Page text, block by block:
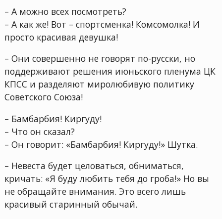
– А можно всех посмотреть?
– А как же! Вот – спортсменка! Комсомолка! И
просто красивая девушка!
– Они совершенно не говорят по-русски, но
поддерживают решения июньского пленума ЦК
КПСС и разделяют миролюбивую политику
Советского Союза!
– Бамбарбия! Киргуду!
– Что он сказал?
– Он говорит: «Бамбарбия! Киргуду!» Шутка.
– Невеста будет целоваться, обниматься,
кричать: «Я буду любить тебя до гроба!» Но вы
не обращайте внимания. Это всего лишь
красивый старинный обычай.